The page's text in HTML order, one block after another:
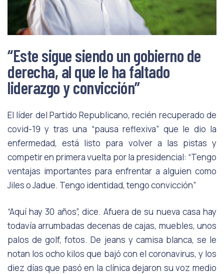
“Este sigue siendo un gobierno de
derecha, al que le ha faltado
liderazgo y convicción”
El líder del Partido Republicano, recién recuperado de
covid-19 y tras una “pausa reflexiva” que le dio la
enfermedad, está listo para volver a las pistas y
competir en primera vuelta por la presidencial: “Tengo
ventajas importantes para enfrentar a alguien como
Jiles o Jadue. Tengo identidad, tengo convicción”
“Aquí hay 30 años”, dice. Afuera de su nueva casa hay
todavía arrumbadas decenas de cajas, muebles, unos
palos de golf, fotos. De jeans y camisa blanca, se le
notan los ocho kilos que bajó con el coronavirus, y los
diez días que pasó en la clínica dejaron su voz medio